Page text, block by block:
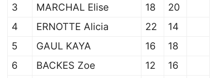
3
MARCHAL Elise 18
20
4
ERNOTTE Alicia 22
14
5
GAUL KAYA 16
18
6
BACKES Zoe 12
16